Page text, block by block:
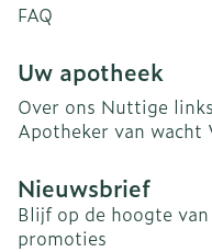
FAQ
Uw apotheek
Over ons Nuttige links
Apotheker van wacht
Nieuwsbrief
Blijf op de hoogte
promoties